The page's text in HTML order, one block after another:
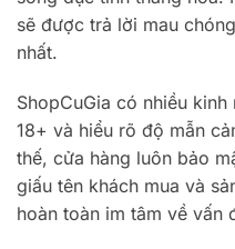
sẽ được trả lời mau
nhất.
ShopCuGia có nhiều
18+ và hiểu rõ độ mẫn
thế, cửa hàng luôn bảo
giấu tên khách mua và
hoàn toàn im tâm về vấn